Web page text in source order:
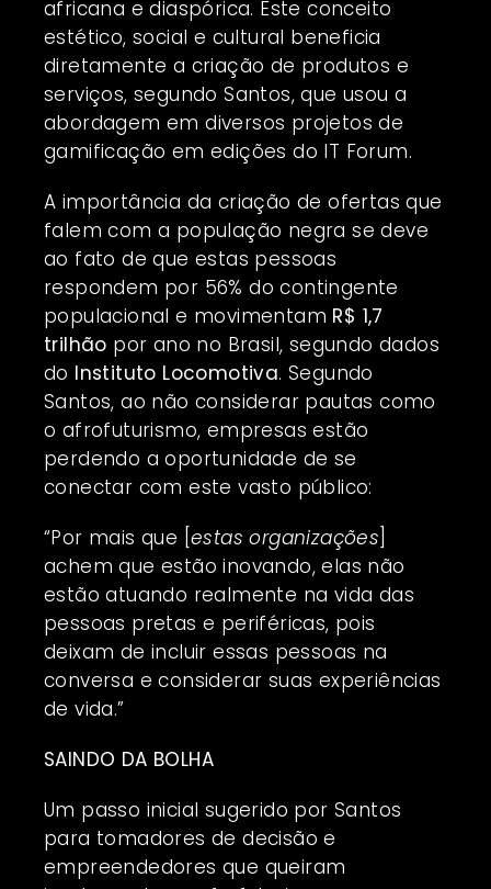
africana e diaspórica. Este conceito
estético, social e cultural beneficia
diretamente a criação de produtos e
serviços, segundo Santos, que usou a
abordagem em diversos projetos de
gamificação em edições do IT Forum.
A importância da criação de ofertas que
falem com a população negra se deve
ao fato de que estas pessoas
respondem por 56% do contingente
populacional e movimentam R$ 1,7
trilhão por ano no Brasil, segundo dados
do Instituto Locomotiva. Segundo
Santos, ao não considerar pautas como
o afrofuturismo, empresas estão
perdendo a oportunidade de se
conectar com este vasto público:
“Por mais que [ estas organizações
achem que estão inovando, elas não
estão atuando realmente na vida das
pessoas pretas e periféricas, pois
deixam de incluir essas pessoas na
conversa e considerar suas experiências
de vida.”
SAINDO DA BOLHA
Um passo inicial sugerido por Santos
para tomadores de decisão e
empreendedores que queiram